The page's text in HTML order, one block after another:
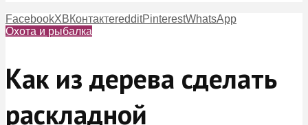
FacebookXВКонтактеredditPinterestWhatsApp
Охота и рыбалка
Как из дерева сделать
раскладной